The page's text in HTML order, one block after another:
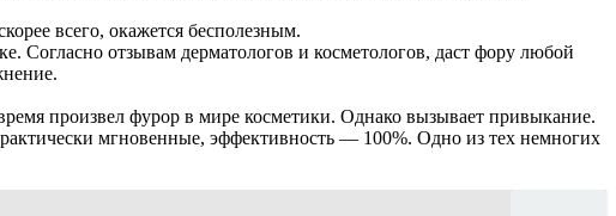
всего, окажется бесполезным.
Согласно отзывам дерматологов и косметологов, даст фору любой
произвел фурор в мире косметики. Однако вызывает привыкание.
мгновенные, эффективность — 100%. Одно из тех немногих